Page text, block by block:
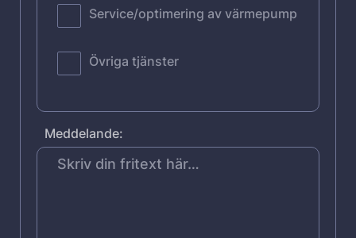
Service/optimering av värmepump
Övriga tjänster
Meddelande: